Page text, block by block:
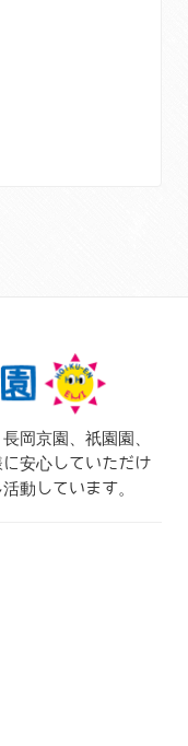
岡京園、祇園園、
安心していただけ
動しています。